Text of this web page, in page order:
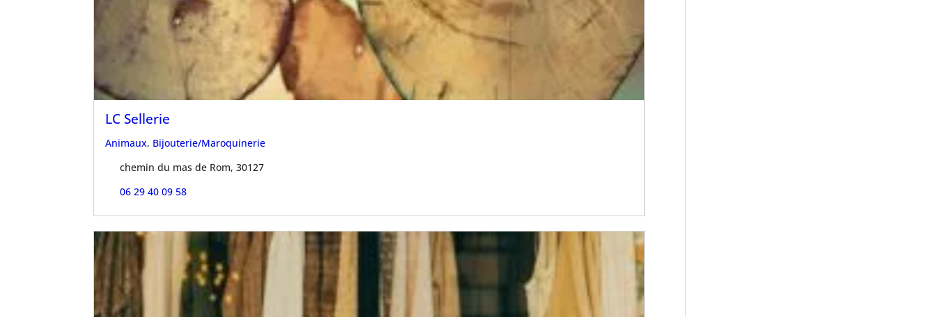
LC Sellerie
Animaux, Bijouterie/Maroquinerie
chemin du mas de Rom, 30127
06 29 40 09 58